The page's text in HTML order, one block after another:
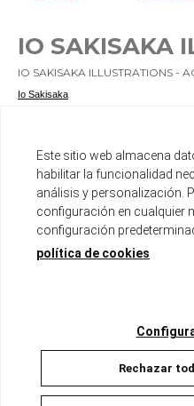
IO SAKISAKA
IO SAKISAKA ILLUSTRATIONS -
Io Sakisaka
Ref. 9788416512928
Ver otros productos del
Tomo de
Formato B5 con
16,95 € 16,10 €
Este sitio web almacena
habilitar la funcionalidad
análisis y personalización.
configuración en cualquier
configuración
política de cookies
Rechazar